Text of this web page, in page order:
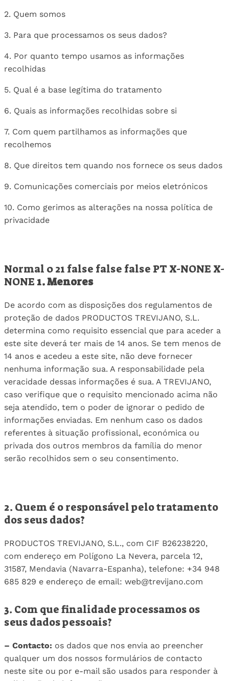
2. Quem somos
3. Para que processamos os seus dados?
4. Por quanto tempo usamos as informações
recolhidas
5. Qual é a base legítima do tratamento
6. Quais as informações recolhidas sobre si
7. Com quem partilhamos as informações que
recolhemos
8. Que direitos tem quando nos fornece os seus dados
9. Comunicações comerciais por meios eletrónicos
10. Como gerimos as alterações na nossa política de
privacidade
Normal 0 21 false false false PT X-NONE X-
NONE 1. Menores
De acordo com as disposições dos regulamentos de
proteção de dados PRODUCTOS TREVIJANO, S.L.
determina como requisito essencial que para aceder a
este site deverá ter mais de 14 anos. Se tem menos de
14 anos e acedeu a este site, não deve fornecer
nenhuma informação sua. A responsabilidade pela
veracidade dessas informações é sua. A TREVIJANO,
caso verifique que o requisito mencionado acima não
seja atendido, tem o poder de ignorar o pedido de
informações enviadas. Em nenhum caso os dados
referentes à situação profissional, económica ou
privada dos outros membros da família do menor
serão recolhidos sem o seu consentimento.
2. Quem é o responsável pelo tratamento
dos seus dados?
PRODUCTOS TREVIJANO, S.L., com CIF B26238220,
com endereço em Polígono La Nevera, parcela 12,
31587, Mendavia (Navarra-Espanha), telefone: +34 948
685 829 e endereço de email: web@trevijano.com
3. Com que finalidade processamos os
seus dados pessoais?
– Contacto: os dados que nos envia ao preencher
qualquer um dos nossos formulários de contacto
neste site ou por e-mail são usados ​​para responder à